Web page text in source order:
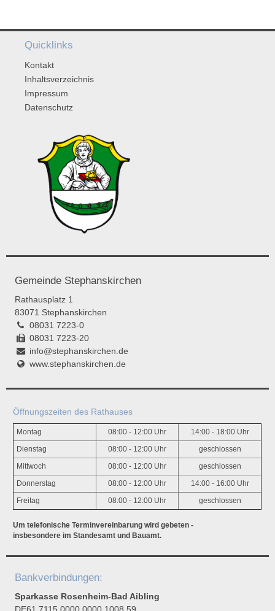
Quicklinks
Kontakt
Inhaltsverzeichnis
Impressum
Datenschutz
Gemeinde Stephanskirchen
Rathausplatz 1
83071 Stephanskirchen
08031 7223-0
08031 7223-20
info@stephanskirchen.de
www.stephanskirchen.de
Öffnungszeiten des Rathauses
Montag 08:00 - 12:00 Uhr 14:00 - 18:00 Uhr
Dienstag 08:00 - 12:00 Uhr geschlossen
Mittwoch 08:00 - 12:00 Uhr geschlossen
Donnerstag 08:00 - 12:00 Uhr 14:00 - 16:00 Uhr
Freitag 08:00 - 12:00 Uhr geschlossen
Um telefonische Terminvereinbarung wird gebeten -
insbesondere im Standesamt und Bauamt.
Bankverbindungen:
Sparkasse Rosenheim-Bad Aibling